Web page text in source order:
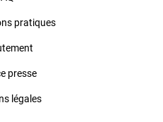
pratiques
presse
légales